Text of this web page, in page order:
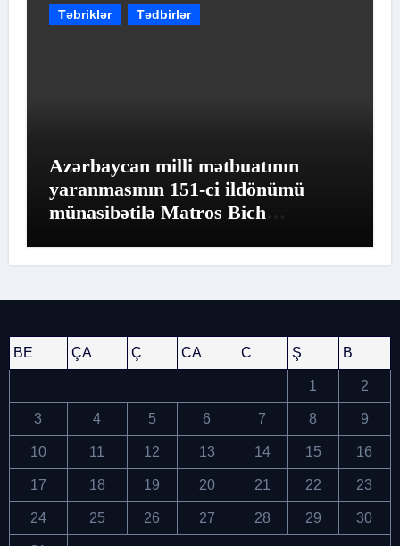
Təbriklər Tədbirlər
Azərbaycan milli mətbuatının
yaranmasının 151-ci ildönümü
münasibətilə Matros Bich
keçirildi
BE ÇA Ç CA C Ş B
1 2
3 4 5 6 7 8 9
10 11 12 13 14 15 16
17 18 19 20 21 22 23
24 25 26 27 28 29 30